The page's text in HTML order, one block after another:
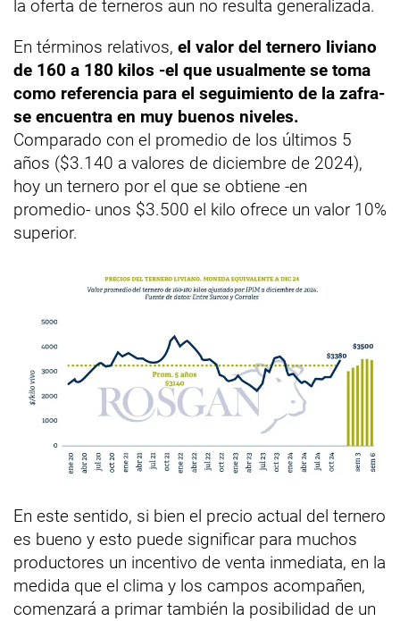
la oferta de terneros aun no resulta generalizada.
En términos relativos, el valor del ternero liviano
de 160 a 180 kilos -el que usualmente se toma
como referencia para el seguimiento de la zafra-
se encuentra en muy buenos niveles.
Comparado con el promedio de los últimos 5
años ($3.140 a valores de diciembre de 2024),
hoy un ternero por el que se obtiene -en
promedio- unos $3.500 el kilo ofrece un valor 10%
superior.
En este sentido, si bien el precio actual del ternero
es bueno y esto puede significar para muchos
productores un incentivo de venta inmediata, en la
medida que el clima y los campos acompañen,
comenzará a primar también la posibilidad de un